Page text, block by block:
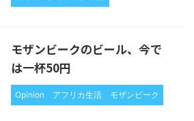
モザンビークのビール、今で
は一杯50円
Opinion アフリカ生活 モザンビーク